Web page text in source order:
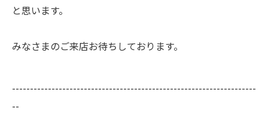
と思います。
みなさまのご来店お待ちしております。
--------------------------------------------------------------------
--